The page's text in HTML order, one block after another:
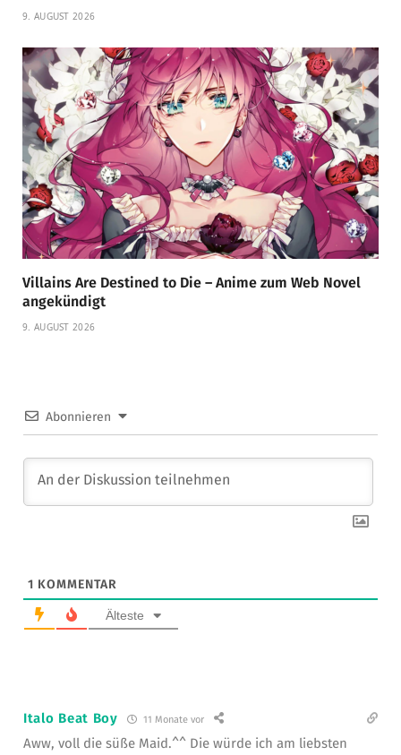
9. AUGUST 2026
Villains Are Destined to Die – Anime zum Web Novel
angekündigt
9. AUGUST 2026
Abonnieren
1 KOMMENTAR
Älteste
Italo Beat Boy 11 Monate vor
Aww, voll die süße Maid.^^ Die würde ich am liebsten